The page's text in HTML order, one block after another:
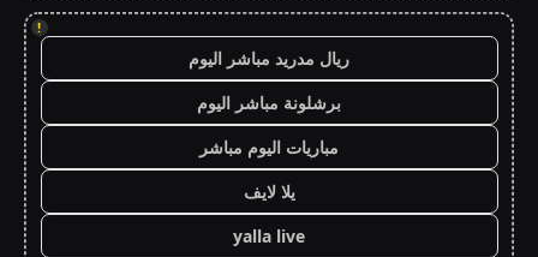
!
ريال مدريد مباشر اليوم
برشلونة مباشر اليوم
مباريات اليوم مباشر
يلا لايف
yalla live